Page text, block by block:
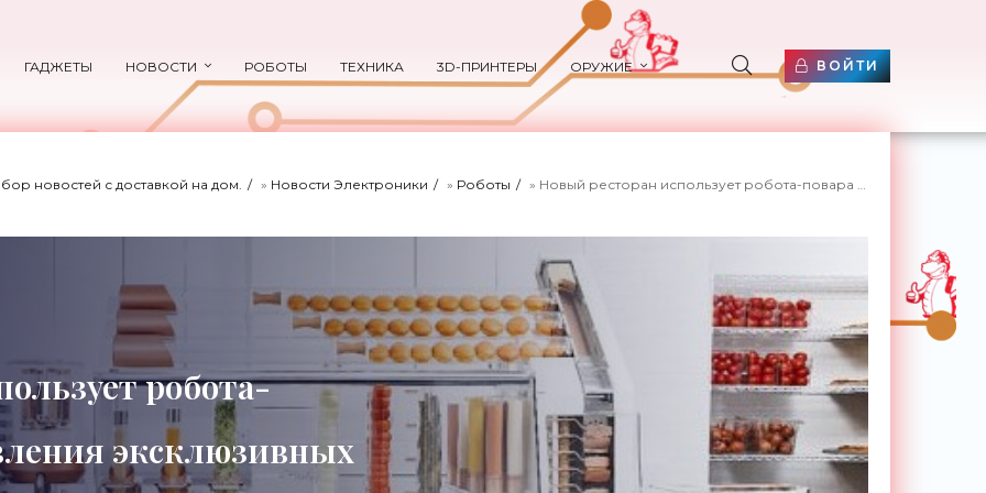
ГАДЖЕТЫ НОВОСТИ РОБОТЫ ТЕХНИКА 3D-ПРИНТЕРЫ ОРУЖИЕ ВОЙТИ
новостей с доставкой на дом. » Новости Электроники » Роботы » Новый ресторан использует робота-повара для приготовления эксклюзивных гамбургеров - «Роботы»
робота-
эксклюзивных